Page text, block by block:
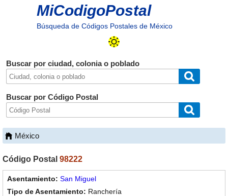
MiCodigoPostal
Búsqueda de Códigos Postales de México
Buscar por ciudad, colonia o poblado
Buscar por Código Postal
México
Código Postal 98222
San Miguel
Ranchería